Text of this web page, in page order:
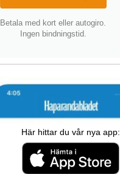
Betala med kort eller autogiro.
Ingen bindningstid.
Här hittar du vår nya app: